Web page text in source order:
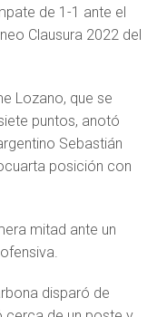
de 1-1 ante el
Clausura 2022 del
Lozano, que se
puntos, anotó
Sebastián
posición con
mitad ante un
disparó de